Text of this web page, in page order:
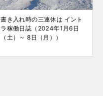
書き入れ時の三連休は イント
ラ稼働日誌（2024年1月6日
（土）～ 8日（月））